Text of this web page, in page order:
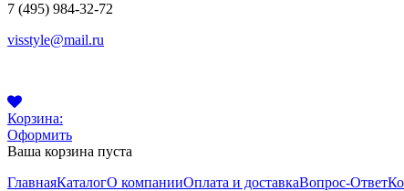
7 (495) 984-32-72
visstyle@mail.ru
Корзина:
Оформить
Ваша корзина пуста
ГлавнаяКаталогО компанииОплата и доставкаВопрос-Ответ